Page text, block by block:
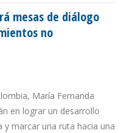
mesas de diálogo
no
María Fernanda
en lograr un desarrollo
marcar una ruta hacia una